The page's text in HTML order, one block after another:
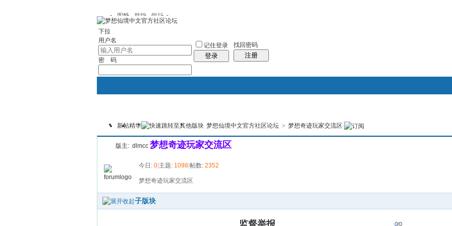
图酷 群组 银行
下拉
用户名
密 码
记住登录
登录
找回密码
注册
银行 群组聚合 我的空间
搜索
热搜： 结婚 母婴 phpwind
新帖精华 梦想仙境中文官方社区论坛 > 梦想奇迹玩家交流区
版主: dlmcc 梦想奇迹玩家交流区
今日: 0|主题: 1098|帖数: 2352
梦想奇迹玩家交流区
子版块
监督举报 0/0